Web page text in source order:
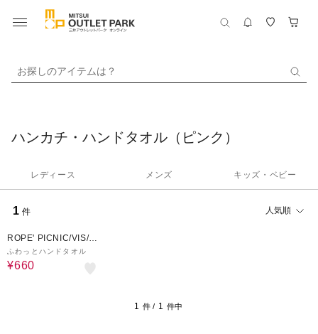
お探しのアイテムは？
ハンカチ・ハンドタオル（ピンク）
レディース メンズ キッズ・ベビー
1 件 人気順
ROPE' PICNIC/VIS/J
UNRED
ふわっとハンドタオル
¥660
1 件 / 1 件中